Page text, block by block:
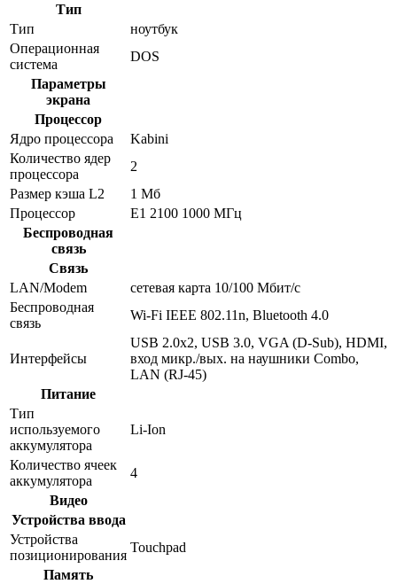
Тип
Тип
ноутбук
Операционная
система
DOS
Параметры
экрана
Процессор
Ядро процессора
Kabini
Количество ядер
процессора
2
Размер кэша L2
1 Мб
Процессор
E1 2100 1000 МГц
Беспроводная
связь
Связь
LAN/Modem
сетевая карта 10/100 Мбит/c
Беспроводная
связь
Wi-Fi IEEE 802.11n, Bluetooth 4.0
Интерфейсы
USB 2.0x2, USB 3.0, VGA (D-Sub), HDMI,
вход микр./вых. на наушники Combo,
LAN (RJ-45)
Питание
Тип
используемого
аккумулятора
Li-Ion
Количество ячеек
аккумулятора
4
Видео
Устройства ввода
Устройства
позиционирования
Touchpad
Память